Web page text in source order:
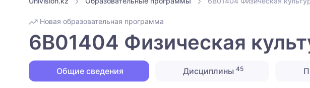
Новая образовательная программа
6B01404 Физическая
Общие сведения Дисциплины45